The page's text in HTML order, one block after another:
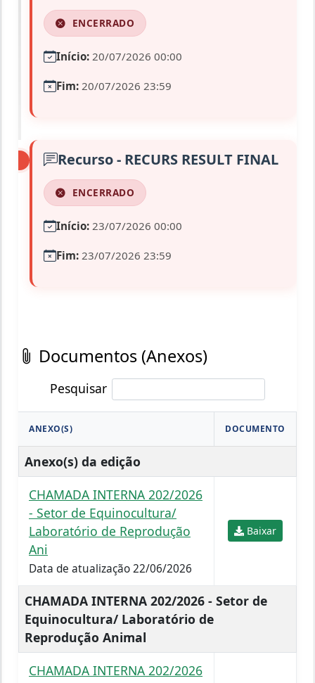
ENCERRADO
Início: 20/07/2026 00:00
Fim: 20/07/2026 23:59
Recurso - RECURS RESULT FINAL
ENCERRADO
Início: 23/07/2026 00:00
Fim: 23/07/2026 23:59
Documentos (Anexos)
Pesquisar
ANEXO(S) DOCUMENTO
Anexo(s) da edição
CHAMADA INTERNA 202/2026
- Setor de Equinocultura/
Laboratório de Reprodução
Ani
Data de atualização 22/06/2026
Baixar
CHAMADA INTERNA 202/2026 - Setor de
Equinocultura/ Laboratório de
Reprodução Animal
CHAMADA INTERNA 202/2026